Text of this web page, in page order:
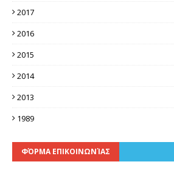
2017
2016
2015
2014
2013
1989
ΦΌΡΜΑ ΕΠΙΚΟΙΝΩΝΊΑΣ